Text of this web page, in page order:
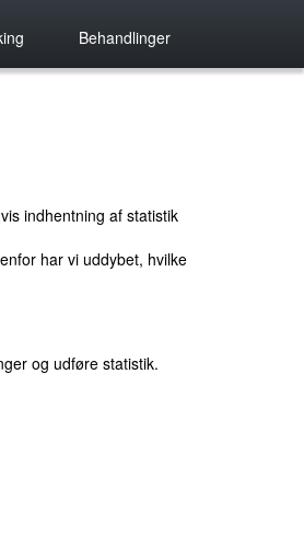
Behandlinger
indhentning af statistik
har vi uddybet, hvilke
og udføre statistik.